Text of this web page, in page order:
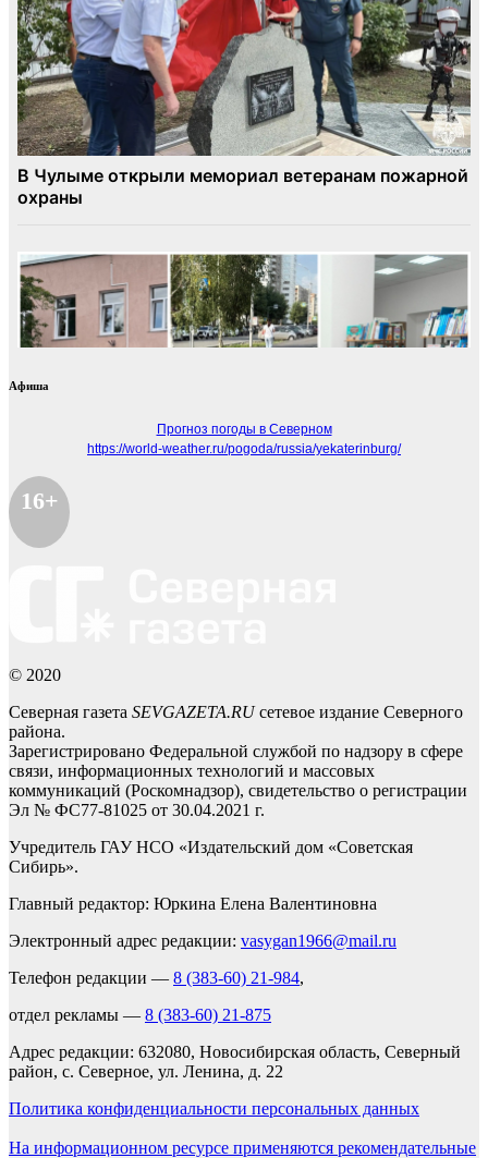
Афиша
Прогноз погоды в Северном
https://world-weather.ru/pogoda/russia/yekaterinburg/
16+
© 2020
Северная газета SEVGAZETA.RUсетевое издание Северного
района.
Зарегистрировано Федеральной службой по надзору в сфере
связи, информационных технологий и массовых
коммуникаций (Роскомнадзор), свидетельство о регистрации
Эл № ФС77-81025 от 30.04.2021 г.
Учредитель ГАУ НСО «Издательский дом «Советская
Сибирь».
Главный редактор: Юркина Елена Валентиновна
Электронный адрес редакции: vasygan1966@mail.ru
Телефон редакции — 8 (383-60) 21-984,
отдел рекламы — 8 (383-60) 21-875
Адрес редакции: 632080, Новосибирская область, Северный
район, с. Северное, ул. Ленина, д. 22
Политика конфиденциальности персональных данных
На информационном ресурсе применяются рекомендательные